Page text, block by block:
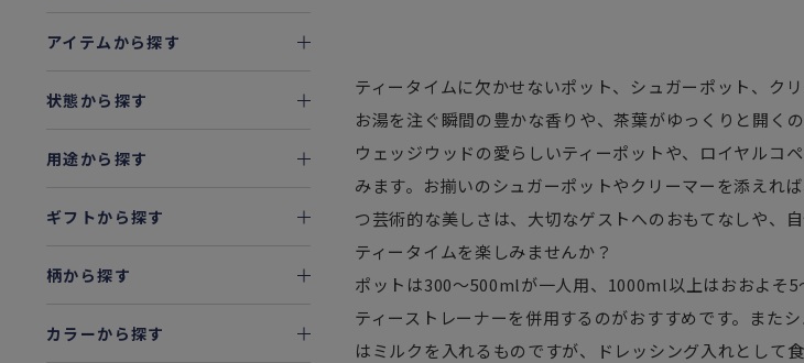
アイテムから探す
状態から探す
用途から探す
ギフトから探す
柄から探す
カラーから探す
ティータイムに欠かせないポット、シュガーポット、クリ
お湯を注ぐ瞬間の豊かな香りや、茶葉がゆっくりと開く
ウェッジウッドの愛らしいティーポットや、ロイヤルコ
みます。お揃いのシュガーポットやクリーマーを添えれ
つ芸術的な美しさは、大切なゲストへのおもてなしや、
ティータイムを楽しみませんか？
ポットは300～500mlが一人用、1000ml以上はおおよそ5
ティーストレーナーを併用するのがおすすめです。また
はミルクを入れるものですが、ドレッシング入れとして